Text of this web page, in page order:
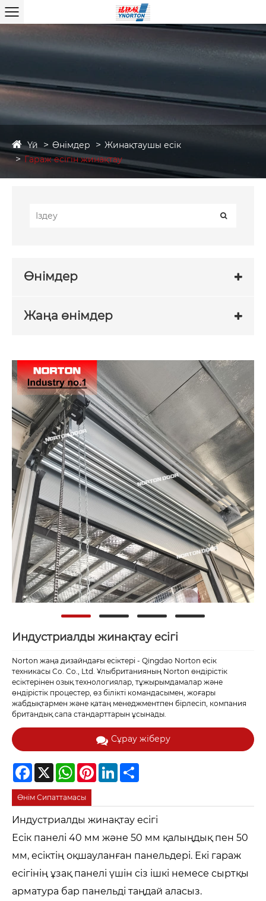
Үй Өнімдер
Жинақтаушы есік
Гараж есігін жинақтау
Өнімдер
Жаңа өнімдер
Индустриалды жинақтау есігі
Norton жаңа дизайндағы есіктері - Qingdao Norton есік
техникасы Co. Co., Ltd. Ұлыбританияның Norton өндірістік
есіктерінен озық технологиялар, тұжырымдамалар және
өндірістік процестер, өз білікті командасымен, жоғары
жабдықтармен және қатаң менеджментпен бірлесіп, компания
британдық сапа стандарттарын ұсынады.
Сұрау жіберу
Facebook
X WhatsAppPinterestLinkedIn
Өнім Сипаттамасы
Индустриалды жинақтау есігі
Есік панелі 40 мм және 50 мм қалыңдық пен 50
мм, есіктің оқшауланған панельдері. Екі гараж
есігінің ұзақ панелі үшін сіз ішкі немесе сыртқы
арматура бар панельді таңдай аласыз.